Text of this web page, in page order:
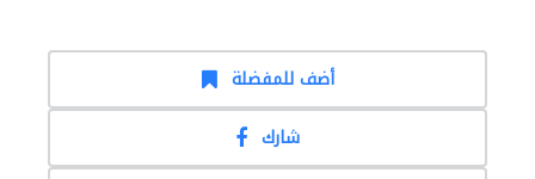
أضف للمفضلة
شارك